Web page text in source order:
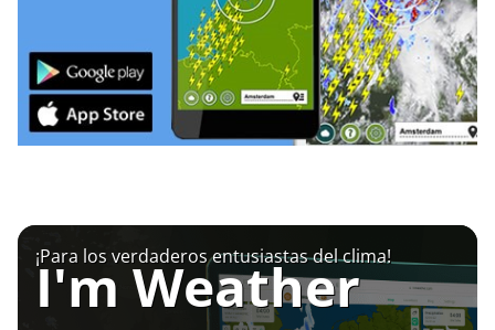
¡Para los verdaderos entusiastas del clima!
I'm Weather